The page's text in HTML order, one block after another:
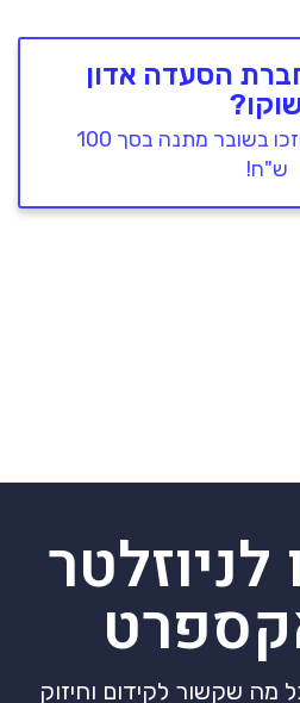
הסעדה אדון
השאירו חוות דעת וזכו בשובר מתנה בסך 100
ש"ח!
מה שקשור לקידום וחיזוק